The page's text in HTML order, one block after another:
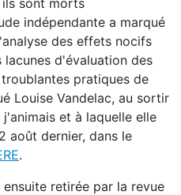
ils sont morts
indépendante a marqué
des effets nocifs
lacunes d'évaluation des
pratiques de
Louise Vandelac, au sortir
j'animais et à laquelle elle
août dernier, dans le
.
retirée par la revue